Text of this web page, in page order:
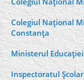
Colegiul Naţional
Constanţa
Ministerul Educaţiei
Inspectoratul